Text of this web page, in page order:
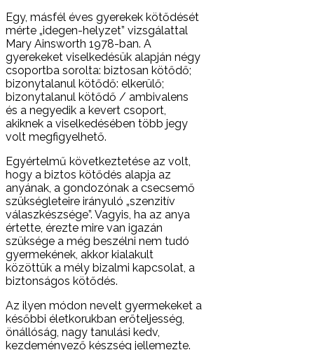
Egy, másfél éves gyerekek kötődését
mérte „idegen-helyzet” vizsgálattal
Mary Ainsworth 1978-ban. A
gyerekeket viselkedésük alapján négy
csoportba sorolta: biztosan kötődő;
bizonytalanul kötődő: elkerülő;
bizonytalanul kötődő / ambivalens
és a negyedik a kevert csoport,
akiknek a viselkedésében több jegy
volt megfigyelhető.
Egyértelmű következtetése az volt,
hogy a biztos kötődés alapja az
anyának, a gondozónak a csecsemő
szükségleteire irányuló „szenzitív
válaszkészsége”. Vagyis, ha az anya
értette, érezte mire van igazán
szüksége a még beszélni nem tudó
gyermekének, akkor kialakult
közöttük a mély bizalmi kapcsolat, a
biztonságos kötődés.
Az ilyen módon nevelt gyermekeket a
későbbi életkorukban erőteljesség,
önállóság, nagy tanulási kedv,
kezdeményező készség jellemezte.